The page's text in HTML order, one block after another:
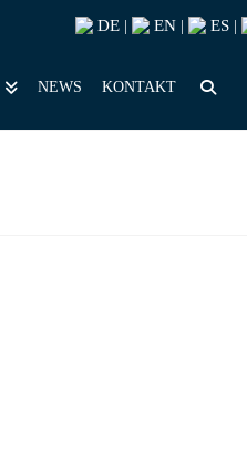
DE EN ES
NEWS KONTAKT